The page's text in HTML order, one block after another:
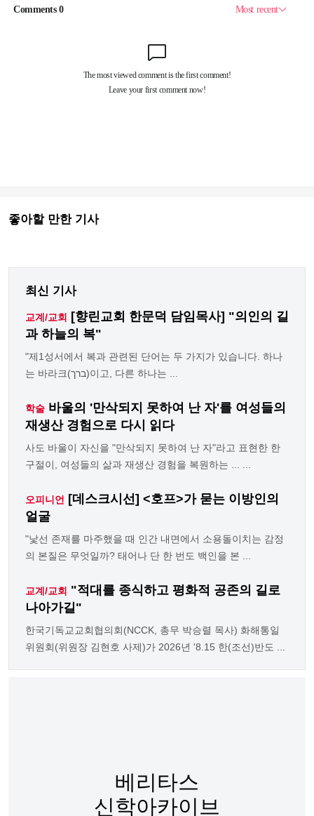
좋아할 만한 기사
최신 기사
교계/교회
[향린교회 한문덕 담임목사] "의인의 길
과 하늘의 복"
"제1성서에서 복과 관련된 단어는 두 가지가 있습니다. 하나
는 바라크(ברך)이고, 다른 하나는 ...
학술 바울의 '만삭되지 못하여 난 자'를 여성들의
재생산 경험으로 다시 읽다
사도 바울이 자신을 "만삭되지 못하여 난 자"라고 표현한 한
구절이, 여성들의 삶과 재생산 경험을 복원하는 ... ...
오피니언
[데스크시선] <호프>가 묻는 이방인의
얼굴
"낯선 존재를 마주했을 때 인간 내면에서 소용돌이치는 감정
의 본질은 무엇일까? 태어나 단 한 번도 백인을 본 ...
교계/교회 "적대를 종식하고 평화적 공존의 길로
나아가길"
한국기독교교회협의회(NCCK, 총무 박승렬 목사) 화해통일
위원회(위원장 김현호 사제)가 2026년 '8.15 한(조선)반도 ...
베리타스
신학아카이브